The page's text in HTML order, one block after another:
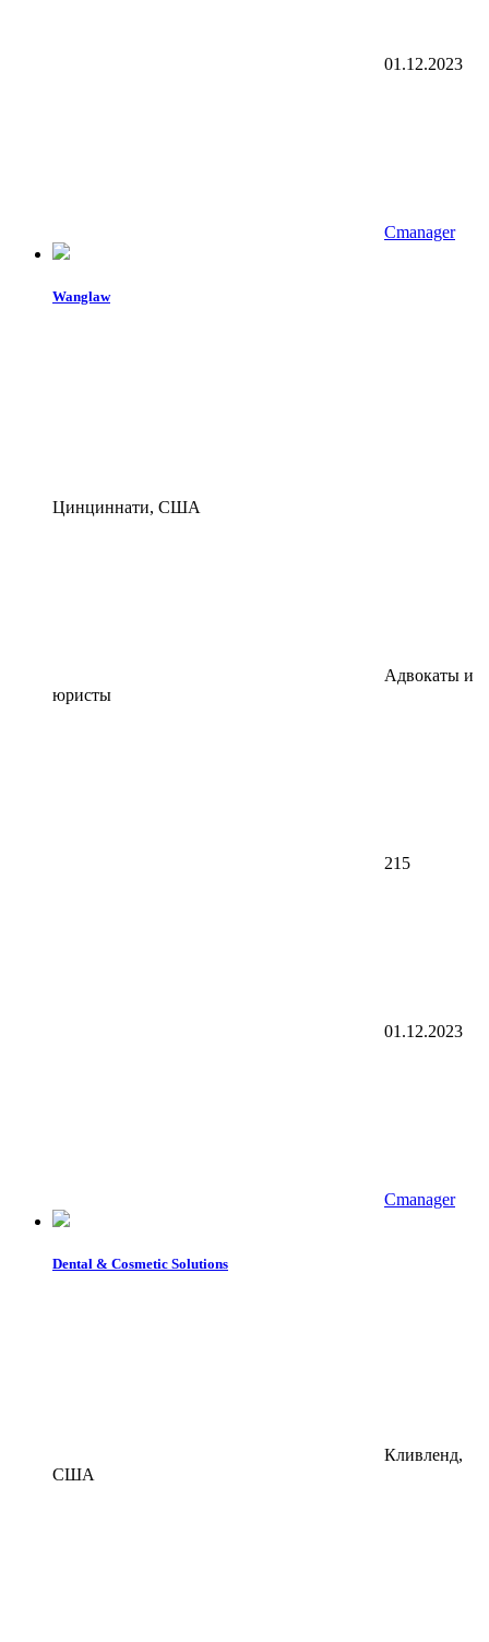
01.12.2023
Cmanager
Wanglaw
Цинциннати, США
Адвокаты и
юристы
215
01.12.2023
Cmanager
Dental & Cosmetic Solutions
Кливленд,
США